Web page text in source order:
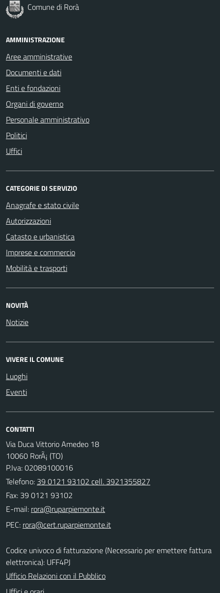
Comune di Rorà
AMMINISTRAZIONE
Aree amministrative
Documenti e dati
Enti e fondazioni
Organi di governo
Personale amministrativo
Politici
Uffici
CATEGORIE DI SERVIZIO
Anagrafe e stato civile
Autorizzazioni
Catasto e urbanistica
Imprese e commercio
Mobilità e trasporti
NOVITÀ
Notizie
VIVERE IL COMUNE
Luoghi
Eventi
CONTATTI
Via Duca Vittorio Amedeo 18
10060 RorÃ¡ (TO)
P.Iva: 02089100016
Telefono: 39 0121 93102 cell. 3921355827
Fax: 39 0121 93102
E-mail:
PEC:
Codice univoco di fatturazione (Necessario per emettere fattura
elettronica): UFF4PJ
Ufficio Relazioni con il Pubblico